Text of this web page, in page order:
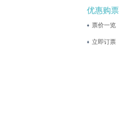
优惠购票
票价一览
立即订票